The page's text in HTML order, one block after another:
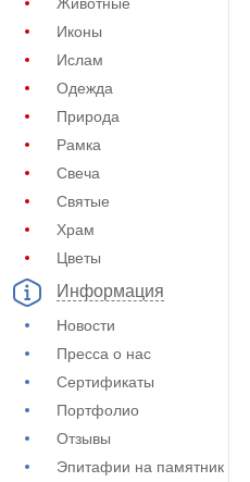
Иконы
Ислам
Одежда
Природа
Рамка
Свеча
Святые
Храм
Цветы
Информация
Новости
Пресса о нас
Сертификаты
Портфолио
Отзывы
Эпитафии на памятник